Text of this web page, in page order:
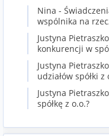
Nina -
wspólnika na
Justyna Pietraszko
konkurencji w
Justyna Pietraszko
udziałów spółki z
Justyna Pietraszko
spółkę z o.o.?